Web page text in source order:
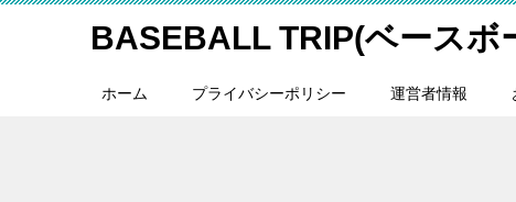
BASEBALL TRIP(ベースボ
ホーム プライバシーポリシー 運営者情報